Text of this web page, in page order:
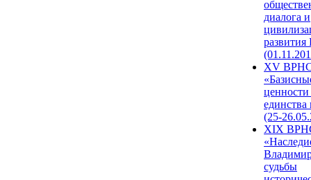
диалога и
развития
XV
единства
(25-
XIX
судьбы